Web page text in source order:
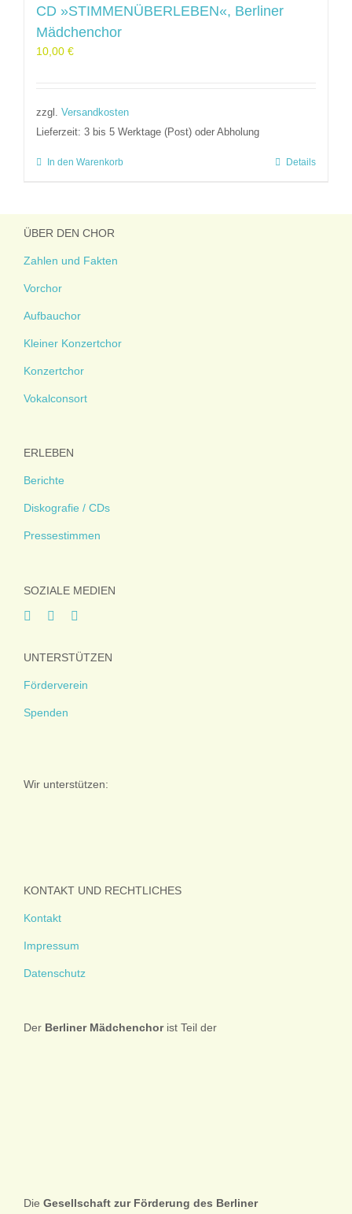
CD »STIMMENÜBERLEBEN«, Berliner
Mädchenchor
10,00 €
zzgl. Versandkosten
Lieferzeit: 3 bis 5 Werktage (Post) oder Abholung
In den Warenkorb Details
ÜBER DEN CHOR
Zahlen und Fakten
Vorchor
Aufbauchor
Kleiner Konzertchor
Konzertchor
Vokalconsort
ERLEBEN
Berichte
Diskografie / CDs
Pressestimmen
SOZIALE MEDIEN
UNTERSTÜTZEN
Förderverein
Spenden
Wir unterstützen:
KONTAKT UND RECHTLICHES
Kontakt
Impressum
Datenschutz
Der Berliner Mädchenchorist Teil der
Die Gesellschaft zur Förderung des Berliner